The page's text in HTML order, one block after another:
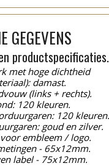
GEGEVENS
productspecificaties.
met hoge dichtheid
damast.
(links + rechts).
120 kleuren.
120 kleuren.
goud en zilver.
embleem / logo.
- 65x12mm.
label - 75x12mm.